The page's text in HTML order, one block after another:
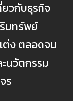
ยวกับธุรกิจ
มทรัพย์
ต่ง ตลอดจน
ะนวัตกรรม
ร